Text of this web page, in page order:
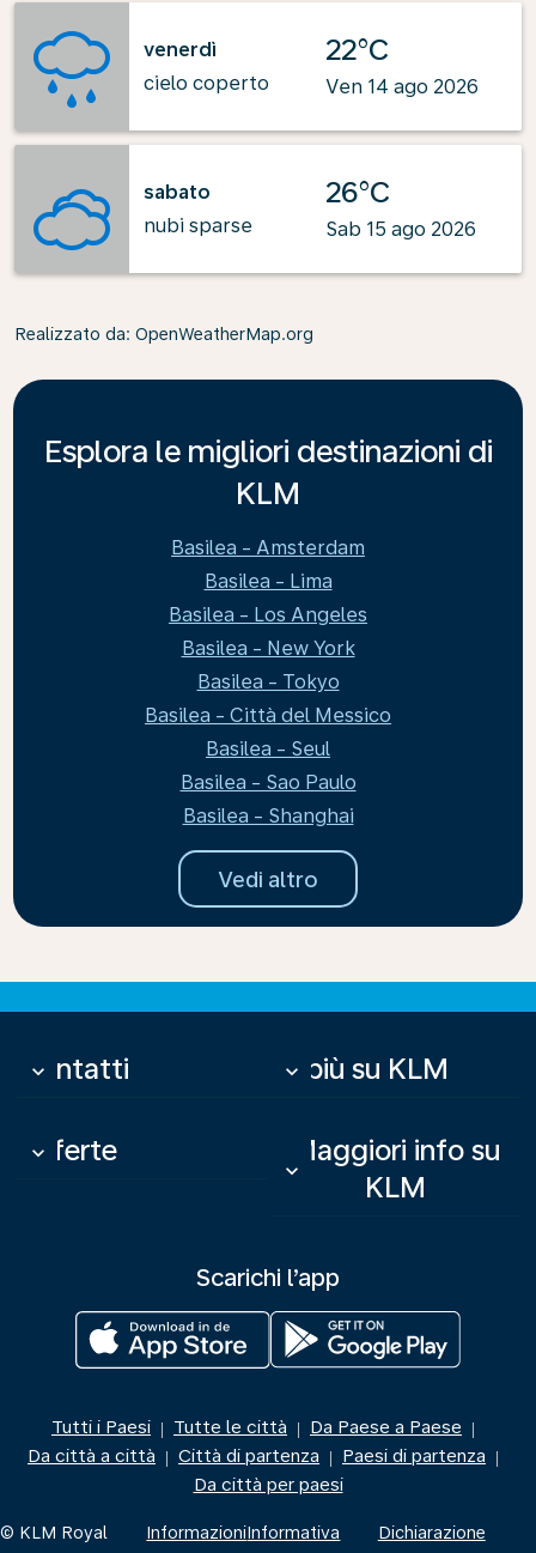
venerdì
cielo coperto
22°C
Ven 14 ago 2026
sabato
nubi sparse
26°C
Sab 15 ago 2026
Realizzato da: OpenWeatherMap.org
Esplora le migliori destinazioni di
KLM
Basilea - Amsterdam
Basilea - Lima
Basilea - Los Angeles
Basilea - New York
Basilea - Tokyo
Basilea - Città del Messico
Basilea - Seul
Basilea - Sao Paulo
Basilea - Shanghai
Vedi altro
Contatti
keyboard_arrow_down Di più su KLM
keyboard_arrow_down
Offerte
keyboard_arrow_down
Maggiori info su
KLM
keyboard_arrow_down
Scarichi l’app
Tutti i Paesi | Tutte le città | Da Paese a Paese |
Da città a città | Città di partenza | Paesi di partenza |
Da città per paesi
© KLM Royal
InformazioniInformativa
Dichiarazione